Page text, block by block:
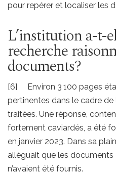
pour repérer et localiser les
L’institution a-t-
recherche
documents?
[6] Environ 3 100 pages
pertinentes dans le cadre
traitées. Une réponse,
fortement caviardés, a été
en janvier 2023. Dans sa
alléguait que les documents
n’avaient été fournis.